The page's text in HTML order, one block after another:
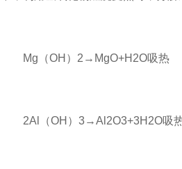
Mg（OH）2→MgO+H2O吸热
2Al（OH）3→Al2O3+3H2O吸